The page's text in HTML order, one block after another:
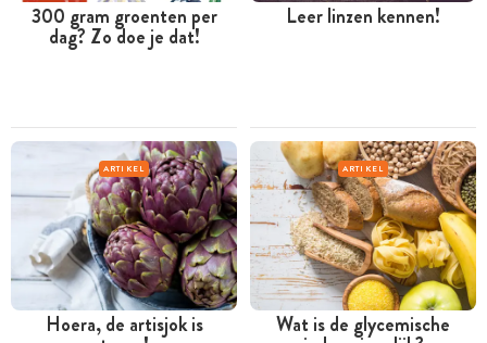
300 gram groenten per
dag? Zo doe je dat!
Leer linzen kennen!
ARTIKEL
Hoera, de artisjok is
ARTIKEL
Wat is de glycemische